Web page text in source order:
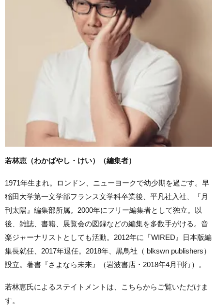
若林恵（わかばやし・けい）（編集者）
1971年生まれ。ロンドン、ニューヨークで幼少期を過ごす。早
稲田大学第一文学部フランス文学科卒業後、平凡社入社、『月
刊太陽』編集部所属。2000年にフリー編集者として独立。以
後、雑誌、書籍、展覧会の図録などの編集を多数手がける。音
楽ジャーナリストとしても活動。2012年に『WIRED』日本版編
集長就任、2017年退任。2018年、黒鳥社（ blkswn publishers）
設立。著書『さよなら未来』（岩波書店・2018年4月刊行）。
若林恵氏によるステイトメントは、こちらからご覧いただけま
す。